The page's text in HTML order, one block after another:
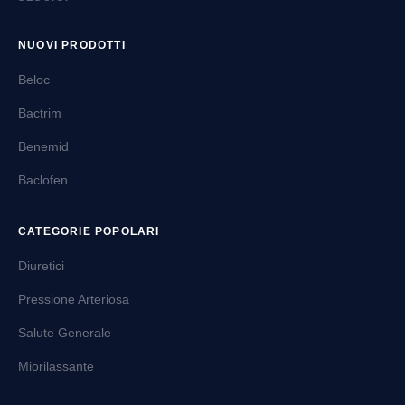
vascolari, neurologiche, ormonali o di origine
psicologica. LΓÇÖutilizzo pi├╣ comune ├¿ la
somministrazione poco prima dellΓÇÖattivit├á sessuale
formulazioni a lunga durata possono essere assunte con
maggiore anticipo o con cadenza regolare. Alcune
La maggior parte dei prodotti disponibili nella categoria
appartiene alla classe degli inibitori della fosfodiesterasi
velocit├á dΓÇÖinsorgenza e durata dellΓÇÖeffetto.
NUOVI PRODOTTI
Beloc
Bactrim
Benemid
Baclofen
CATEGORIE POPOLARI
Diuretici
Pressione Arteriosa
Salute Generale
Miorilassante